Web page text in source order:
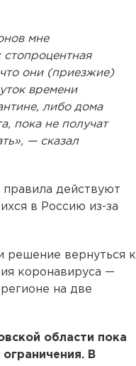
мне
они (приезжие)
времени
либо дома
пока не получат
— сказал
действуют
в Россию из-за
решение вернуться к
коронавируса —
на две
области пока
В